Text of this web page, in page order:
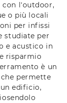
l’outdoor,
o più locali
per infissi
studiate per
e acustico in
risparmio
è un
permette
edificio,